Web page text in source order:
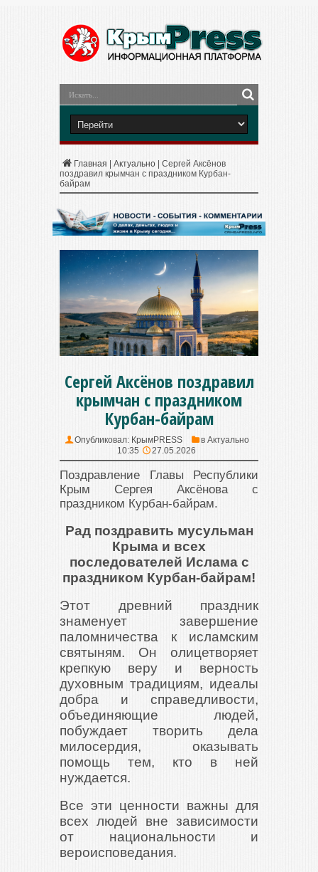
Главная Актуально
Сергей Аксёнов
поздравил крымчан с праздником Курбан-
байрам
Сергей Аксёнов поздравил
крымчан с праздником
Курбан-байрам
Опубликовал: КрымPRESS в Актуально
10:35
27.05.2026
Поздравление Главы Республики
Крым Сергея Аксёнова с
праздником Курбан-байрам.
Рад поздравить мусульман
Крыма и всех
последователей Ислама с
праздником Курбан-байрам!
Этот древний праздник
знаменует завершение
паломничества к исламским
святыням. Он олицетворяет
крепкую веру и верность
духовным традициям, идеалы
добра и справедливости,
объединяющие людей,
побуждает творить дела
милосердия, оказывать
помощь тем, кто в ней
нуждается.
Все эти ценности важны для
всех людей вне зависимости
от национальности и
вероисповедания.